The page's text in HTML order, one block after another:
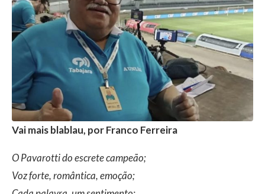
Vai mais blablau, por Franco Ferreira
O Pavarotti do escrete campeão;
Voz forte, romântica, emoção;